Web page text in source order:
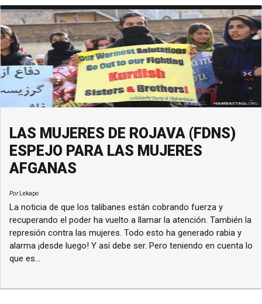
LAS MUJERES DE ROJAVA (FDNS)
ESPEJO PARA LAS MUJERES
AFGANAS
PorLekapo
La noticia de que los talibanes están cobrando fuerza y
recuperando el poder ha vuelto a llamar la atención. También la
represión contra las mujeres. Todo esto ha generado rabia y
alarma ¡desde luego! Y así debe ser. Pero teniendo en cuenta lo
que es...